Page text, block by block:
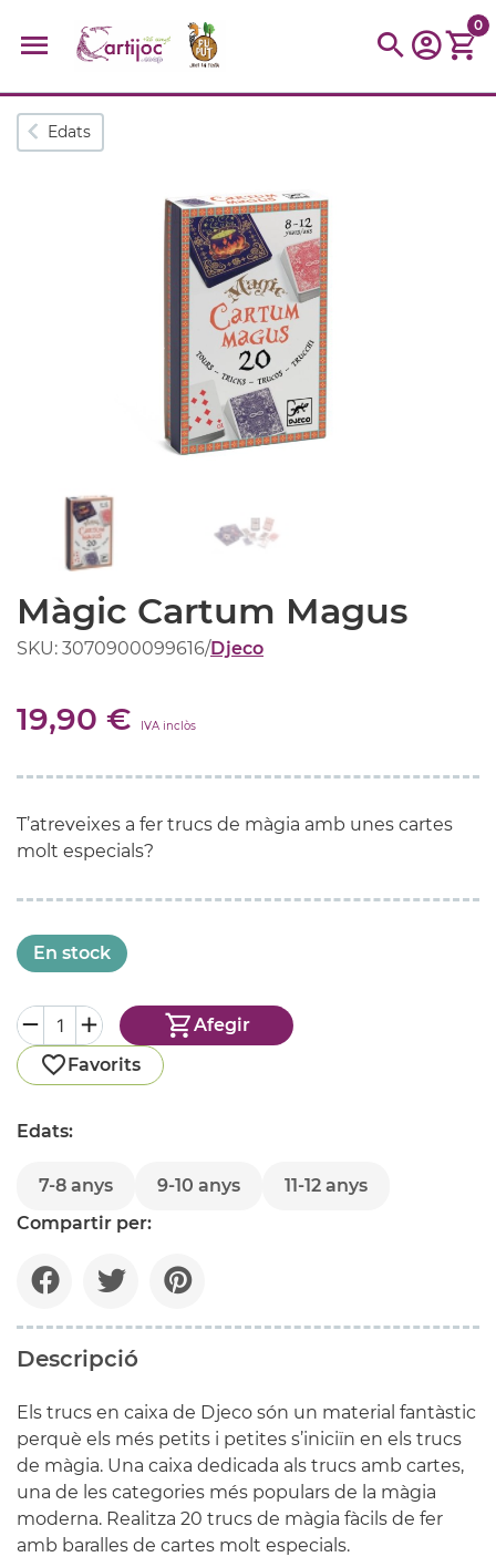
Cerques populars
parquing tinkering kit
0
Edats
Màgic Cartum Magus
SKU: 3070900099616/Djeco
19,90 € IVA inclòs
T’atreveixes a fer trucs de màgia amb unes cartes
molt especials?
En stock
Afegir
Favorits
Edats:
7-8 anys 9-10 anys
11-12 anys
Compartir per:
Descripció
Els trucs en caixa de Djeco són un material fantàstic
perquè els més petits i petites s’iniciïn en els trucs
de màgia. Una caixa dedicada als trucs amb cartes,
una de les categories més populars de la màgia
moderna. Realitza 20 trucs de màgia fàcils de fer
amb baralles de cartes molt especials.